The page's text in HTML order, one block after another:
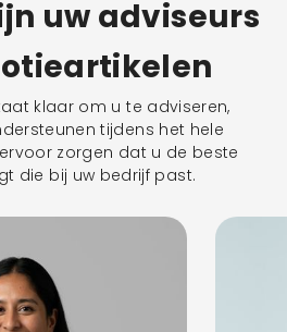
uw adviseurs
klaar om u te adviseren,
tijdens het hele
zorgen dat u de beste
die bij uw bedrijf past.